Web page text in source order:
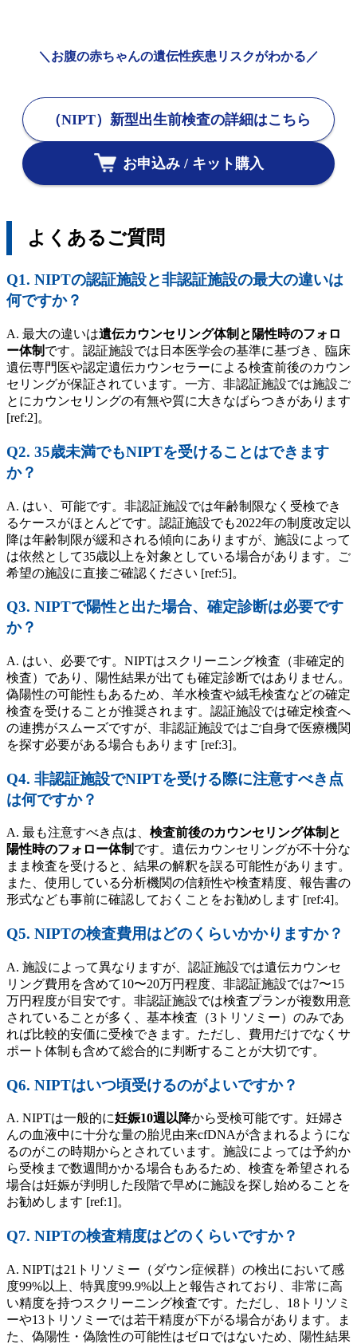
＼お腹の赤ちゃんの遺伝性疾患リスクがわかる／
（NIPT）新型出生前検査の詳細はこちら
お申込み / キット購入
よくあるご質問
Q1. NIPTの認証施設と非認証施設の最大の違いは
何ですか？
A. 最大の違いは遺伝カウンセリング体制と陽性時のフォロ
ー体制 です。認証施設では日本医学会の基準に基づき、臨床
遺伝専門医や認定遺伝カウンセラーによる検査前後のカウン
セリングが保証されています。一方、非認証施設では施設ご
とにカウンセリングの有無や質に大きなばらつきがあります
[ref:2]。
Q2. 35歳未満でもNIPTを受けることはできます
か？
A. はい、可能です。非認証施設では年齢制限なく受検でき
るケースがほとんどです。認証施設でも2022年の制度改定以
降は年齢制限が緩和される傾向にありますが、施設によって
は依然として35歳以上を対象としている場合があります。ご
希望の施設に直接ご確認ください [ref:5]。
Q3. NIPTで陽性と出た場合、確定診断は必要です
か？
A. はい、必要です。NIPTはスクリーニング検査（非確定的
検査）であり、陽性結果が出ても確定診断ではありません。
偽陽性の可能性もあるため、羊水検査や絨毛検査などの確定
検査を受けることが推奨されます。認証施設では確定検査へ
の連携がスムーズですが、非認証施設ではご自身で医療機関
を探す必要がある場合もあります [ref:3]。
Q4. 非認証施設でNIPTを受ける際に注意すべき点
は何ですか？
A. 最も注意すべき点は、 検査前後のカウンセリング体制と
陽性時のフォロー体制 です。遺伝カウンセリングが不十分な
まま検査を受けると、結果の解釈を誤る可能性があります。
また、使用している分析機関の信頼性や検査精度、報告書の
形式なども事前に確認しておくことをお勧めします [ref:4]。
Q5. NIPTの検査費用はどのくらいかかりますか？
A. 施設によって異なりますが、認証施設では遺伝カウンセ
リング費用を含めて10〜20万円程度、非認証施設では7〜15
万円程度が目安です。非認証施設では検査プランが複数用意
されていることが多く、基本検査（3トリソミー）のみであ
れば比較的安価に受検できます。ただし、費用だけでなくサ
ポート体制も含めて総合的に判断することが大切です。
Q6. NIPTはいつ頃受けるのがよいですか？
A. NIPTは一般的に妊娠10週以降から受検可能です。妊婦さ
んの血液中に十分な量の胎児由来cfDNAが含まれるようにな
るのがこの時期からとされています。施設によっては予約か
ら受検まで数週間かかる場合もあるため、検査を希望される
場合は妊娠が判明した段階で早めに施設を探し始めることを
お勧めします [ref:1]。
Q7. NIPTの検査精度はどのくらいですか？
A. NIPTは21トリソミー（ダウン症候群）の検出において感
度99%以上、特異度99.9%以上と報告されており、非常に高
い精度を持つスクリーニング検査です。ただし、18トリソミ
ーや13トリソミーでは若干精度が下がる場合があります。ま
た、偽陽性・偽陰性の可能性はゼロではないため、陽性結果